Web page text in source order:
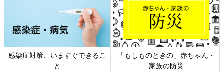
感染症対策、いますぐできるこ
と
「もしものときの」赤ちゃん・
家族の防災